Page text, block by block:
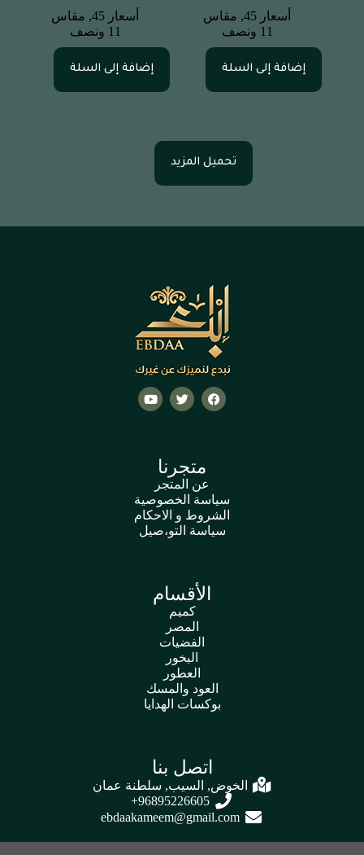
أسعار 45
, مقاس
11 ونصف
إضافة إلى السلة
أسعار 45
, مقاس
11 ونصف
إضافة إلى السلة
تحميل المزيد
متجرنا
عن المتجر
سياسة الخصوصية
الشروط و الاحكام
سياسة التو،صيل
الأقسام
كميم
المصر
الفضيات
البخور
العطور
العود والمسك
بوكسات الهدايا
اتصل بنا
الخوض, السيب, سلطنة عمان
96895226605+
ebdaakameem@gmail.com